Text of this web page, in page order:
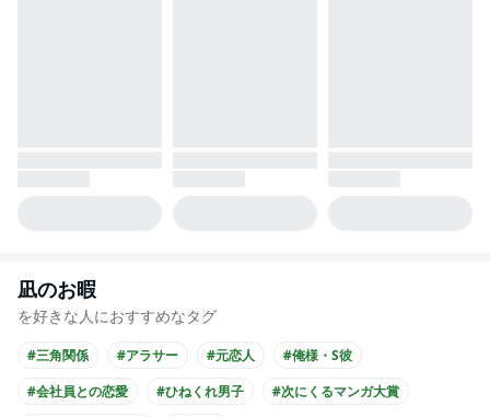
凪のお暇
を好きな人におすすめなタグ
#三角関係 #アラサー #元恋人
#俺様・S彼
#会社員との恋愛
#ひねくれ男子
#次にくるマンガ大賞